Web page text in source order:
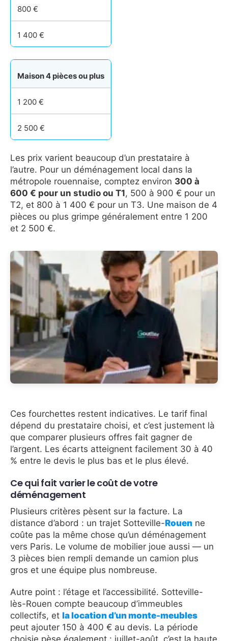
800 €
1 400 €
Maison 4 pièces ou plus
1 200 €
2 500 €
Les prix varient beaucoup d’un prestataire à
l’autre. Pour un déménagement local dans la
métropole rouennaise, comptez environ 300 à
600 € pour un studio ou T1, 500 à 900 € pour un
T2, et 800 à 1 400 € pour un T3. Une maison de 4
pièces ou plus grimpe généralement entre 1 200
et 2 500 €.
Ces fourchettes restent indicatives. Le tarif final
dépend du prestataire choisi, et c’est justement là
que comparer plusieurs offres fait gagner de
l’argent. Les écarts atteignent facilement 30 à 40
% entre le devis le plus bas et le plus élevé.
Ce qui fait varier le coût de votre
déménagement
Plusieurs critères pèsent sur la facture. La
distance d’abord : un trajet Sotteville-Rouen ne
coûte pas la même chose qu’un déménagement
vers Paris. Le volume de mobilier joue aussi — un
3 pièces bien rempli demande un camion plus
gros et une équipe plus nombreuse.
Autre point : l’étage et l’accessibilité. Sotteville-
lès-Rouen compte beaucoup d’immeubles
collectifs, et la location d’un monte-meubles
peut ajouter 150 à 400 € au devis. La période
choisie pèse également : juillet-août, c’est la haute